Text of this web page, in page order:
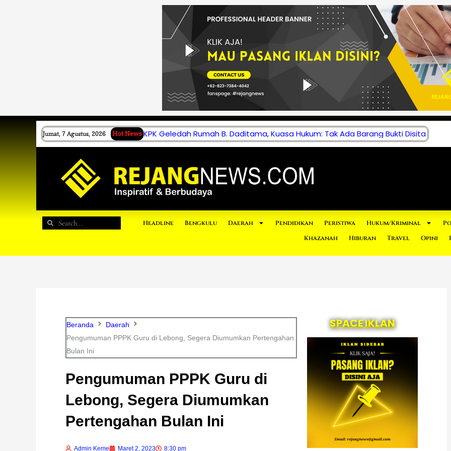
Jumat, 7 Agustus, 2026 Hot News KPK Geledah Rumah B. Daditama, Kuasa Hukum: Tak Ada Barang Bukti Disita
Search
Search Headline Bengkulu Daerah Pendidikan Peristiwa Hukum/Kriminal
Khazanah
Hiburan Travel Opini
Beranda
Daerah
Pengumuman PPPK Guru di Lebong, Segera Diumumkan Pertengahan
Bulan Ini
Pengumuman PPPK Guru di
Lebong, Segera Diumumkan
Pertengahan Bulan Ini
Admin Keme Maret 2, 2023 8:30 pm
SPACE IKLAN